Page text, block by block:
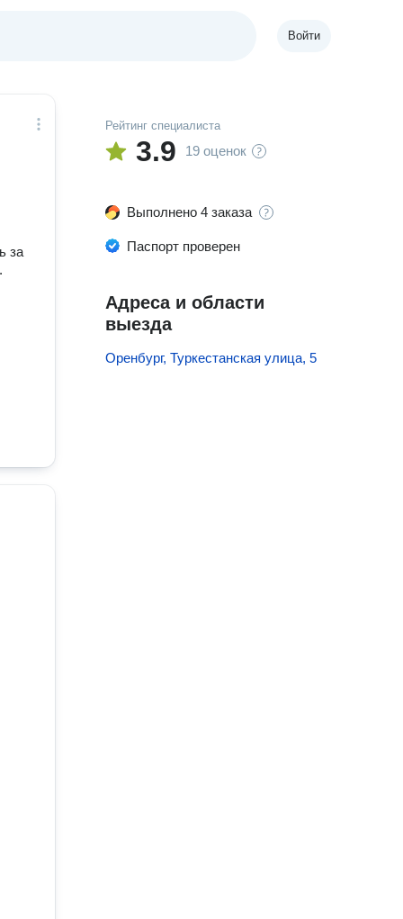
Войти
за
Рейтинг специалиста
3.9 19 оценок
Выполнено 4 заказа
Паспорт проверен
Адреса и области
выезда
Оренбург, Туркестанская улица, 5